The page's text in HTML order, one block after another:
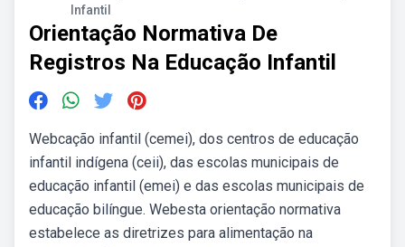
Infantil
Orientação Normativa De
Registros Na Educação Infantil
Webcação infantil (cemei), dos centros de educação
infantil indígena (ceii), das escolas municipais de
educação infantil (emei) e das escolas municipais de
educação bilíngue. Webesta orientação normativa
estabelece as diretrizes para alimentação na